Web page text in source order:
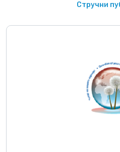
Стручни